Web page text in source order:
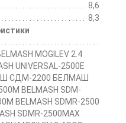
8,6
8,3
MOGILEV 2.4
UNIVERSAL-2500E
СДМ-2200 БЕЛМАШ
BELMASH SDM-
BELMASH SDMR-2500
SDMR-2500MAX